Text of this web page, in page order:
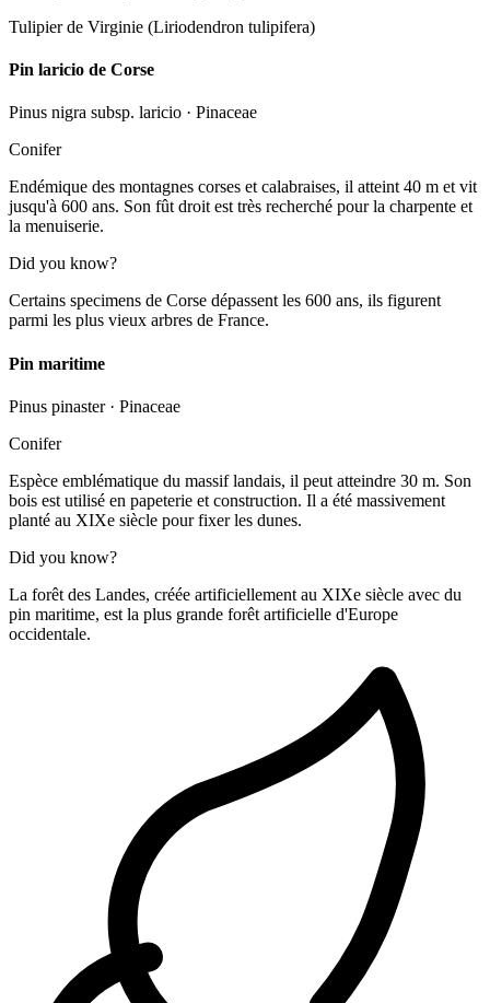
Tulipier de Virginie (Liriodendron tulipifera)
Pin laricio de Corse
Pinus nigra subsp. laricio · Pinaceae
Conifer
Endémique des montagnes corses et calabraises, il atteint 40 m et vit
jusqu'à 600 ans. Son fût droit est très recherché pour la charpente et
la menuiserie.
Did you know?
Certains specimens de Corse dépassent les 600 ans, ils figurent
parmi les plus vieux arbres de France.
Pin maritime
Pinus pinaster· Pinaceae
Conifer
Espèce emblématique du massif landais, il peut atteindre 30 m. Son
bois est utilisé en papeterie et construction. Il a été massivement
planté au XIXe siècle pour fixer les dunes.
Did you know?
La forêt des Landes, créée artificiellement au XIXe siècle avec du
pin maritime, est la plus grande forêt artificielle d'Europe
occidentale.